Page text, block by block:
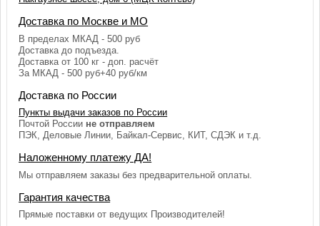
Доставка по Москве и МО
В пределах МКАД - 500 руб
Доставка до подъезда.
Доставка от 100 кг - доп. расчёт
За МКАД - 500 руб+40 руб/км
Доставка по России
Пункты выдачи заказов по России
Почтой России не отправляем
ПЭК, Деловые Линии, Байкал-Сервис, КИТ, СДЭК и т.д.
Наложенному платежу ДА!
Мы отправляем заказы без предварительной оплаты.
Гарантия качества
Прямые поставки от ведущих Производителей!